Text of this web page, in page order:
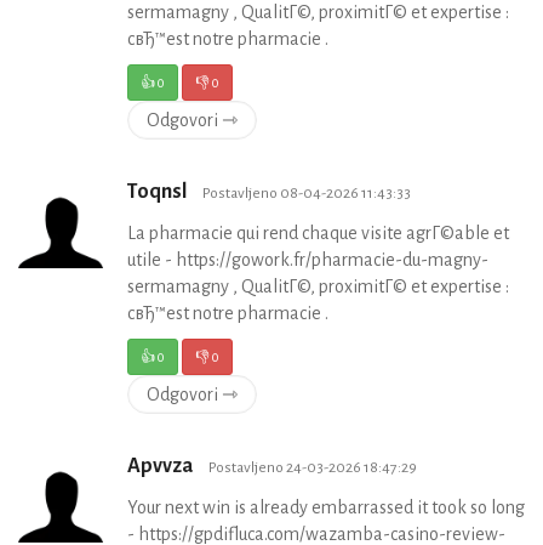
sermamagny , QualitГ©, proximitГ© et expertise :
cвЂ™est notre pharmacie .
👍0 👎0
Odgovori ⇾
Toqnsl Postavljeno 08-04-2026 11:43:33
La pharmacie qui rend chaque visite agrГ©able et
utile - https://gowork.fr/pharmacie-du-magny-
sermamagny , QualitГ©, proximitГ© et expertise :
cвЂ™est notre pharmacie .
👍0 👎0
Odgovori ⇾
Apvvza Postavljeno 24-03-2026 18:47:29
Your next win is already embarrassed it took so long
- https://gpdifluca.com/wazamba-casino-review-